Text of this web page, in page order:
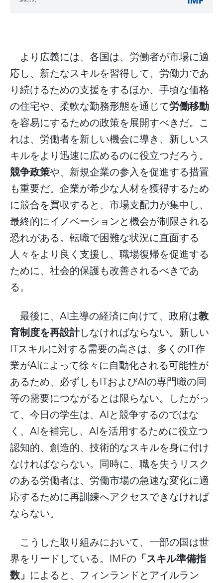
より広義には、各国は、労働者が市場に適
応し、新たなスキルを習得して、労働力であ
り続けるための支援をするほか、手頃な価格
の住宅や、柔軟な勤務形態を通じて労働移動
を容易にするための政策を展開すべきだ。こ
れは、労働者を新しい機会に導き、新しいス
キルをより迅速に広めるのに役立つだろう。
競争政策や、新規企業の参入を促進する措置
も重要だ。企業が希少な人材を獲得するため
に競合を買収すると、市場支配力が集中し、
最終的にイノベーションと機会が制限される
恐れがある。転職で困難な状況に直面する
人々をより良く支援し、職場復帰を促進する
ために、社会的保護も改善されるべきであ
る。
最後に、 AI主導の経済に向けて、政府は教
育制度を再設計しなければならない。新しい
ITスキルに対する需要の高さは、多くのIT作
業がAIによって徐々に自動化される可能性が
あるため、必ずしもITおよびAIの専門職の同
等の需要につながるとは限らない。したがっ
て、今日の学生は、 AIと競争するのではな
く、 AIを補完し、 AIを活用するために役立つ
認知的、創造的、技術的なスキルを身に付け
なければならない。同時に、職を失うリスク
のある労働者は、労働市場の急速な変化に適
応するために再訓練へアクセスできなければ
ならない。
こうした取り組みにおいて、一部の国は世
界をリードしている。 IMFの 「スキル準備指
数」 によると、フィンランドとアイルラン